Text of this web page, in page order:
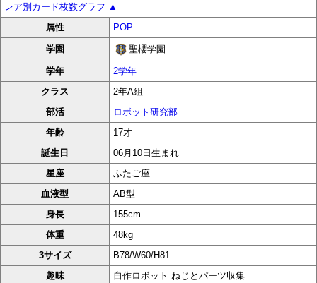
レア別カード枚数グラフ ▲
属性
POP
学園 聖櫻学園
学年
2学年
クラス
2年A組
部活
ロボット研究部
年齢
17才
誕生日
06月10日生まれ
星座
ふたご座
血液型
AB型
身長
155cm
体重
48kg
3サイズ
B78/W60/H81
趣味
自作ロボット ねじとパーツ収集